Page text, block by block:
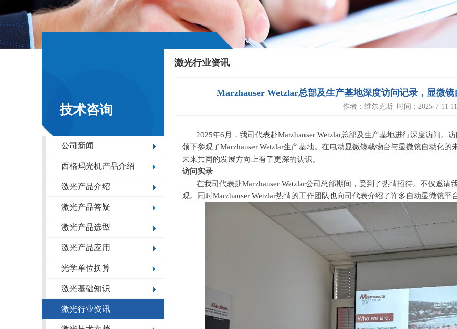
技术咨询
公司新闻
西格玛光机产品介绍
激光产品介绍
激光产品答疑
激光产品选型
激光产品应用
光学单位换算
激光基础知识
激光行业资讯
激光行业资讯
Marzhauser Wetzlar总部及生产基地深度访问记录，显微
作者：维尔克斯 时间：2025-7-11
2025年6 月，我司代表赴Marzhauser Wetzlar总部及生产基地进行深度访问。
领下参观了Marzhauser Wetzlar生产基地。在电动显微镜载物台与显微镜自动化
未来共同的发展方向上有了更深的认识。
访问实录
在我司代表赴Marzhauser Wetzlar公司总部期间，受到了热情招待。不仅邀请
观。同时Marzhauser Wetzlar热情的工作团队也向司代表介绍了许多自动显微镜平